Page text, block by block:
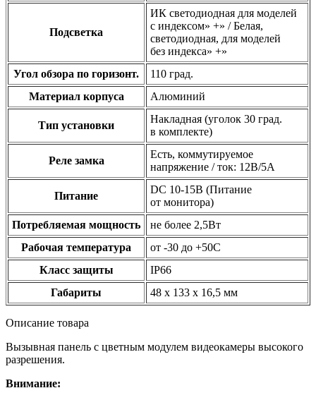
Подсветка
ИК светодиодная для моделей
с индексом» +» / Белая,
светодиодная, для моделей
без индекса» +»
Угол обзора по горизонт.
110 град.
Материал корпуса
Алюминий
Тип установки
Накладная (уголок 30 град.
в комплекте)
Реле замка
Есть, коммутируемое
напряжение / ток: 12В/5А
Питание
DC 10-15В (Питание
от монитора)
Потребляемая мощность
не более 2,5Вт
Рабочая температура
от -30 до +50С
Класс защиты
IP66
Габариты
48 x 133 x 16,5 мм
Описание товара
Вызывная панель с цветным модулем видеокамеры высокого
разрешения.
Внимание: